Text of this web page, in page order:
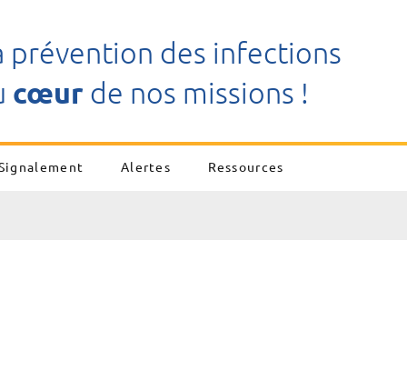
prévention des infections
cœur de nos missions !
Alertes Ressources